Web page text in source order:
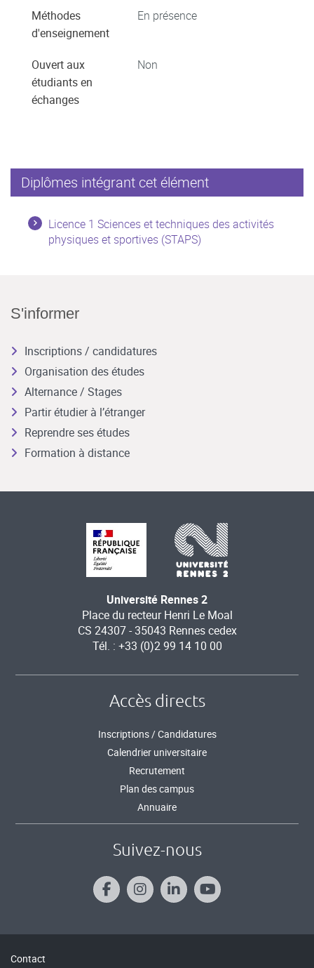
Méthodes
d'enseignement
En présence
Ouvert aux
étudiants en
échanges
Non
Diplômes intégrant cet élément
Licence 1 Sciences et techniques des activités
physiques et sportives (STAPS)
S'informer
Inscriptions / candidatures
Organisation des études
Alternance / Stages
Partir étudier à l’étranger
Reprendre ses études
Formation à distance
Université Rennes 2
Place du recteur Henri Le Moal
CS 24307 - 35043 Rennes cedex
Tél. : +33 (0)2 99 14 10 00
Accès directs
Inscriptions / Candidatures
Calendrier universitaire
Recrutement
Plan des campus
Annuaire
Suivez-nous
Contact